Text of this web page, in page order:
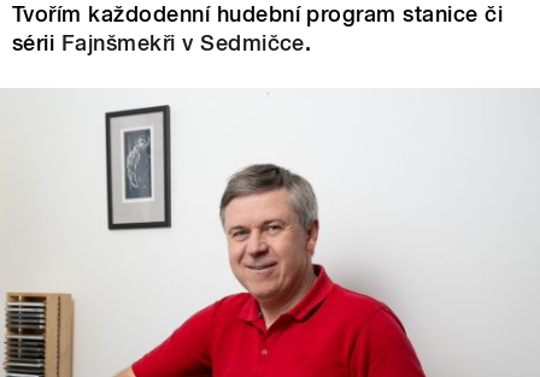
Tvořím každodenní hudební program stanice či
sérii Fajnšmekři v Sedmičce.